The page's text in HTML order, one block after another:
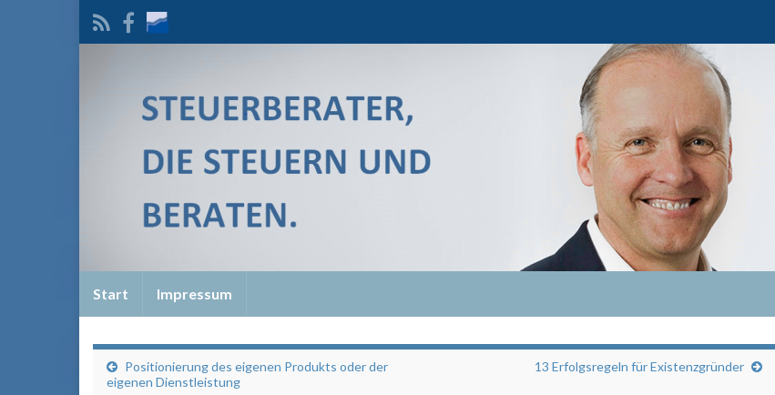
Start Impressum
Positionierung des eigenen Produkts oder der
eigenen Dienstleistung
13 Erfolgsregeln für Existenzgründer